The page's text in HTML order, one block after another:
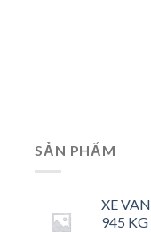
SẢN PHẨM
XE
945